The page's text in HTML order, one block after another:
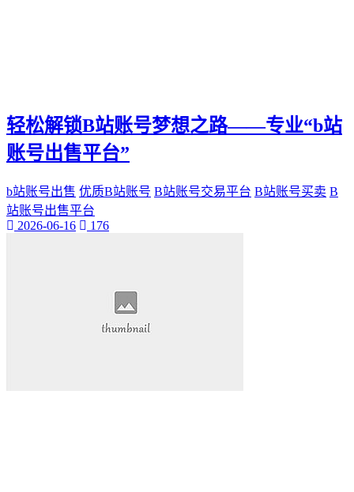
轻松解锁B站账号梦想之路——专业“b站
账号出售平台”
b站账号出售 优质B站账号 B站账号交易平台 B站账号买卖 B
站账号出售平台
2026-06-16
176